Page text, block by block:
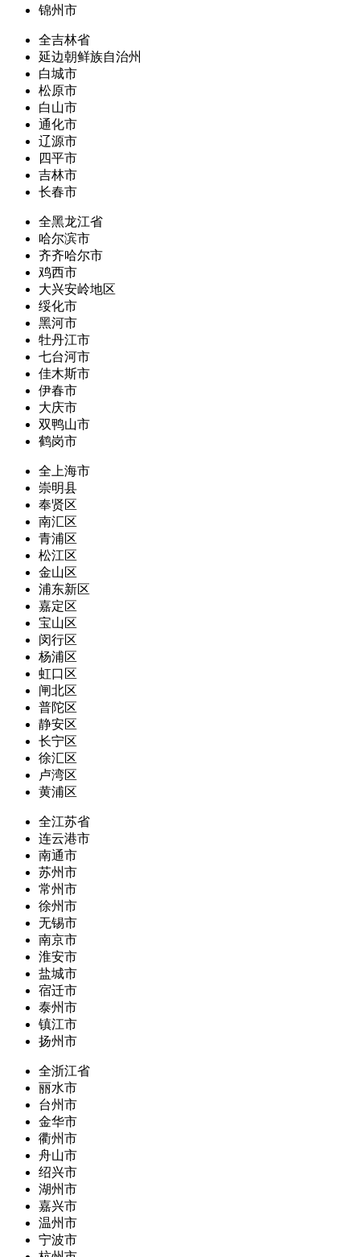
锦州市
全吉林省
延边朝鲜族自治州
白城市
松原市
白山市
通化市
辽源市
四平市
吉林市
长春市
全黑龙江省
哈尔滨市
齐齐哈尔市
鸡西市
大兴安岭地区
绥化市
黑河市
牡丹江市
七台河市
佳木斯市
伊春市
大庆市
双鸭山市
鹤岗市
全上海市
崇明县
奉贤区
南汇区
青浦区
松江区
金山区
浦东新区
嘉定区
宝山区
闵行区
杨浦区
虹口区
闸北区
普陀区
静安区
长宁区
徐汇区
卢湾区
黄浦区
全江苏省
连云港市
南通市
苏州市
常州市
徐州市
无锡市
南京市
淮安市
盐城市
宿迁市
泰州市
镇江市
扬州市
全浙江省
丽水市
台州市
金华市
衢州市
舟山市
绍兴市
湖州市
嘉兴市
温州市
宁波市